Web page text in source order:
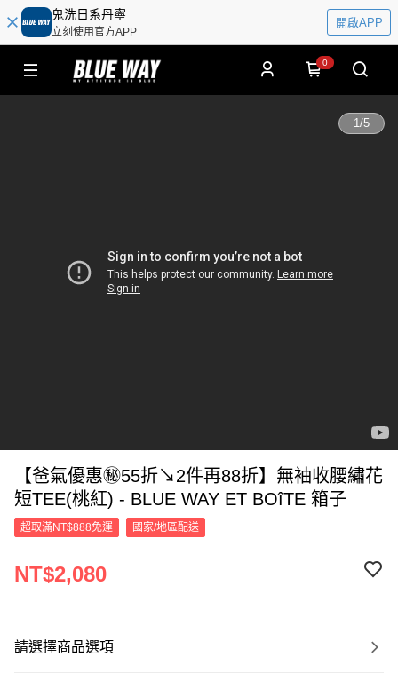
鬼洗日系丹寧
立刻使用官方APP
開啟APP
0
1/5
【爸氣優惠㊙55折↘2件再88折】無袖收腰繡花
短TEE(桃紅) - BLUE WAY ET BOîTE 箱子
超取滿NT$888免運 國家/地區配送
NT$2,080
請選擇商品選項